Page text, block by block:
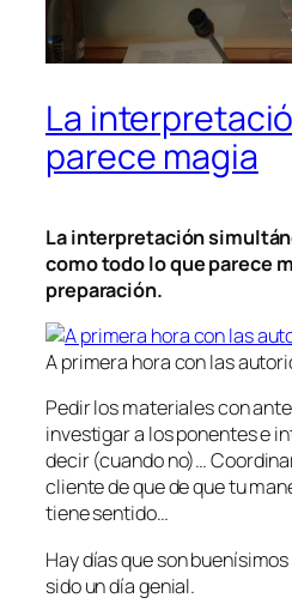
La
parece magia
La interpretación
como todo lo que parece
preparación.
A primera hora con las
Pedir los materiales con
investigar a los ponentes e
decir (cuando no)…
cliente de que de que tu
tiene sentido…
Hay días que son
sido un día genial.